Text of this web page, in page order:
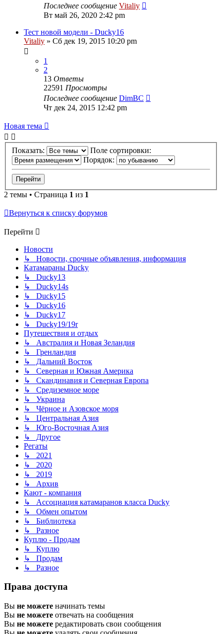
Последнее сообщение Vitaliy
Вт май 26, 2020 2:42 pm
Тест новой модели - Ducky16
Vitaliy » Сб дек 19, 2015 10:20 pm
1
2
13 Ответы
22591 Просмотры
Последнее сообщение DimBC
Чт дек 24, 2015 12:42 pm
Новая тема
Показать:
Поле сортировки:
Порядок:
2 темы • Страница 1 из 1
Вернуться к списку форумов
Перейти
Новости
↳ Новости, срочные объявления, информация
Катамараны Ducky
↳ Ducky13
↳ Ducky14s
↳ Ducky15
↳ Ducky16
↳ Ducky17
↳ Ducky19/19r
Путешествия и отдых
↳ Австралия и Новая Зеландия
↳ Гренландия
↳ Дальний Восток
↳ Северная и Южная Америка
↳ Скандинавия и Северная Европа
↳ Средиземное море
↳ Украина
↳ Чёрное и Азовское моря
↳ Центральная Азия
↳ Юго-Восточная Азия
↳ Другое
Регаты
↳ 2021
↳ 2020
↳ 2019
↳ Архив
Кают - компания
↳ Ассоциация катамаранов класса Ducky
↳ Обмен опытом
↳ Библиотека
↳ Разное
Куплю - Продам
↳ Куплю
↳ Продам
↳ Разное
Права доступа
Вы не можете начинать темы
Вы не можете отвечать на сообщения
Вы не можете редактировать свои сообщения